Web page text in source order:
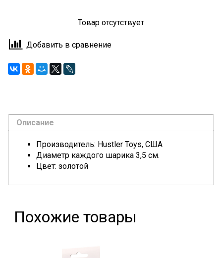
Товар отсутствует
Добавить в сравнение
Описание
Производитель: Hustler Toys, США
Диаметр каждого шарика 3,5 см.
Цвет: золотой
Похожие товары